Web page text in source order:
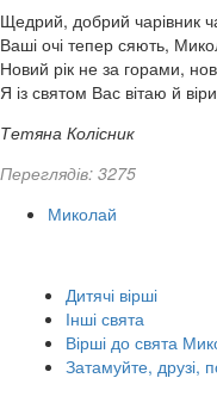
Щедрий, добрий чарівник
Ваші очі тепер сяють,
Новий рік не за горами,
Я із святом Вас вітаю й
Тетяна Колісник
Переглядів: 3275
Миколай
Дитячі вірші
Інші свята
Вірші до свята
Затамуйте, друзі,